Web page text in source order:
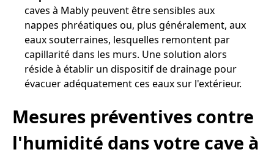
caves à Mably peuvent être sensibles aux
nappes phréatiques ou, plus généralement, aux
eaux souterraines, lesquelles remontent par
capillarité dans les murs. Une solution alors
réside à établir un dispositif de drainage pour
évacuer adéquatement ces eaux sur l'extérieur.
Mesures préventives contre
l'humidité dans votre cave à